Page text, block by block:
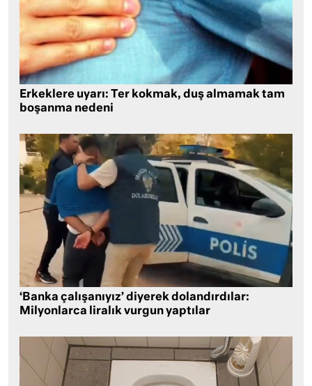
Erkeklere uyarı: Ter kokmak, duş almamak tam
boşanma nedeni
‘Banka çalışanıyız’ diyerek dolandırdılar:
Milyonlarca liralık vurgun yaptılar